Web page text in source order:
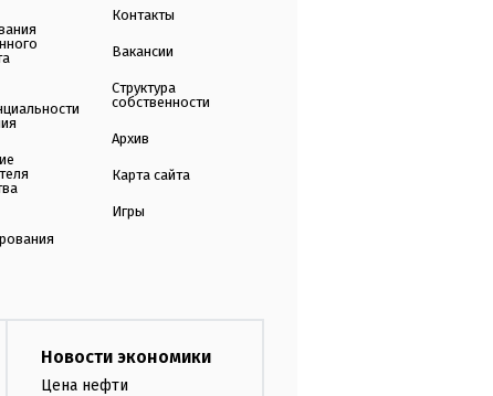
Контакты
Вакансии
Структура
собственности
Архив
Карта сайта
Игры
Новости экономики
Цена нефти